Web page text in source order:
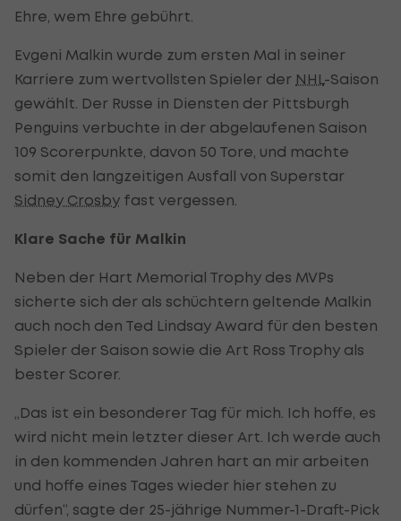
Ehre, wem Ehre gebührt.
Evgeni Malkin wurde zum ersten Mal in seiner
Karriere zum wertvollsten Spieler der NHL -Saison
gewählt. Der Russe in Diensten der Pittsburgh
Penguins verbuchte in der abgelaufenen Saison
109 Scorerpunkte, davon 50 Tore, und machte
somit den langzeitigen Ausfall von Superstar
Sidney Crosby fast vergessen.
Klare Sache für Malkin
Neben der Hart Memorial Trophy des MVPs
sicherte sich der als schüchtern geltende Malkin
auch noch den Ted Lindsay Award für den besten
Spieler der Saison sowie die Art Ross Trophy als
bester Scorer.
„Das ist ein besonderer Tag für mich. Ich hoffe, es
wird nicht mein letzter dieser Art. Ich werde auch
in den kommenden Jahren hart an mir arbeiten
und hoffe eines Tages wieder hier stehen zu
dürfen“, sagte der 25-jährige Nummer-1-Draft-Pick